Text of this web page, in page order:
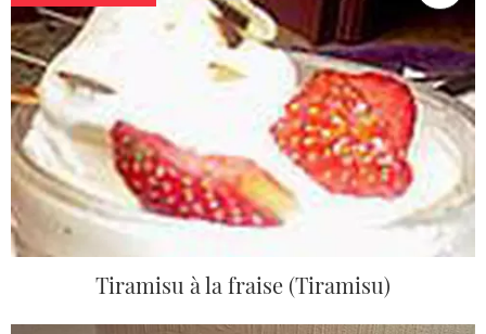
Tiramisu à la fraise (Tiramisu)